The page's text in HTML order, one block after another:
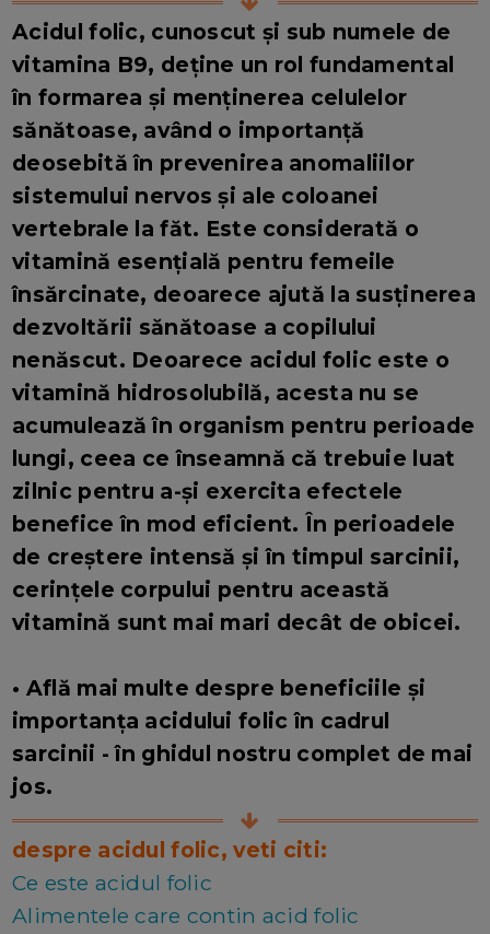
Acidul folic, cunoscut și sub numele de
vitamina B9, deține un rol fundamental
în formarea și menținerea celulelor
sănătoase, având o importanță
deosebită în prevenirea anomaliilor
sistemului nervos și ale coloanei
vertebrale la făt. Este considerată o
vitamină esențială pentru femeile
însărcinate, deoarece ajută la susținerea
dezvoltării sănătoase a copilului
nenăscut. Deoarece acidul folic este o
vitamină hidrosolubilă, acesta nu se
acumulează în organism pentru perioade
lungi, ceea ce înseamnă că trebuie luat
zilnic pentru a-și exercita efectele
benefice în mod eficient. În perioadele
de creștere intensă și în timpul sarcinii,
cerințele corpului pentru această
vitamină sunt mai mari decât de obicei.
• Află mai multe despre beneficiile și
importanța acidului folic în cadrul
sarcinii - în ghidul nostru complet de mai
jos.
despre acidul folic, veti citi:
Ce este acidul folic
Alimentele care contin acid folic